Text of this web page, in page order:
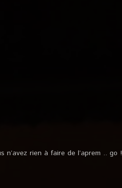
rien à faire de l’aprem .. go !